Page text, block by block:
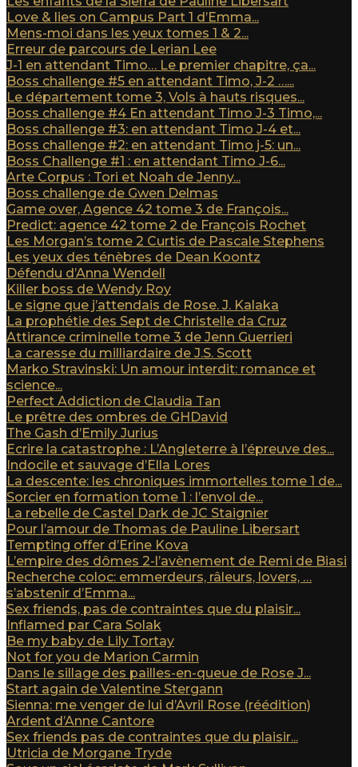
Love & lies on Campus Part 1 d’Emma...
Mens-moi dans les yeux tomes 1 & 2...
Erreur de parcours de Lerian Lee
J-1 en attendant Timo… Le premier chapitre, ça...
Boss challenge #5 en attendant Timo, J-2 …...
Le département tome 3, Vols à hauts risques...
Boss challenge #4 En attendant Timo J-3 Timo,...
Boss challenge #3: en attendant Timo J-4 et...
Boss challenge #2: en attendant Timo j-5: un...
Boss Challenge #1 : en attendant Timo J-6...
Arte Corpus : Tori et Noah de Jenny...
Boss challenge de Gwen Delmas
Game over, Agence 42 tome 3 de François...
Predict: agence 42 tome 2 de François Rochet
Les Morgan’s tome 2 Curtis de Pascale Stephens
Les yeux des ténèbres de Dean Koontz
Défendu d’Anna Wendell
Killer boss de Wendy Roy
Le signe que j’attendais de Rose. J. Kalaka
La prophétie des Sept de Christelle da Cruz
Attirance criminelle tome 3 de Jenn Guerrieri
La caresse du milliardaire de J.S. Scott
Marko Stravinski: Un amour interdit: romance et
science...
Perfect Addiction de Claudia Tan
Le prêtre des ombres de GHDavid
The Gash d’Emily Jurius
Ecrire la catastrophe : L’Angleterre à l’épreuve des...
Indocile et sauvage d’Ella Lores
La descente: les chroniques immortelles tome 1 de...
Sorcier en formation tome 1 : l’envol de...
La rebelle de Castel Dark de JC Staignier
Pour l’amour de Thomas de Pauline Libersart
Tempting offer d’Erine Kova
L’empire des dômes 2-l’avènement de Remi de Biasi
Recherche coloc: emmerdeurs, râleurs, lovers, …
s’abstenir d’Emma...
Sex friends, pas de contraintes que du plaisir...
Inflamed par Cara Solak
Be my baby de Lily Tortay
Not for you de Marion Carmin
Dans le sillage des pailles-en-queue de Rose J...
Start again de Valentine Stergann
Sienna: me venger de lui d’Avril Rose (réédition)
Ardent d’Anne Cantore
Sex friends pas de contraintes que du plaisir...
Utricia de Morgane Tryde